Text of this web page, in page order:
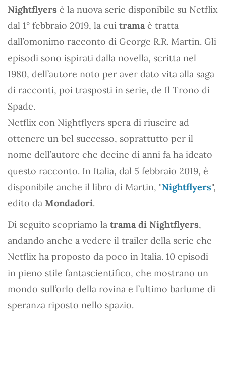
Nightflyers è la nuova serie disponibile su Netflix
dal 1° febbraio 2019, la cui trama è tratta
dall’omonimo racconto di George R.R. Martin. Gli
episodi sono ispirati dalla novella, scritta nel
1980, dell’autore noto per aver dato vita alla saga
di racconti, poi trasposti in serie, de Il Trono di
Spade.
Netflix con Nightflyers spera di riuscire ad
ottenere un bel successo, soprattutto per il
nome dell’autore che decine di anni fa ha ideato
questo racconto. In Italia, dal 5 febbraio 2019, è
disponibile anche il libro di Martin, "Nightflyers",
edito da Mondadori.
Di seguito scopriamo la trama di Nightflyers,
andando anche a vedere il trailer della serie che
Netflix ha proposto da poco in Italia. 10 episodi
in pieno stile fantascientifico, che mostrano un
mondo sull’orlo della rovina e l’ultimo barlume di
speranza riposto nello spazio.